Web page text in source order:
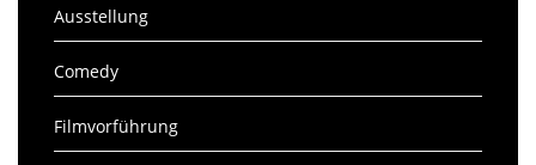
Ausstellung
Comedy
Filmvorführung